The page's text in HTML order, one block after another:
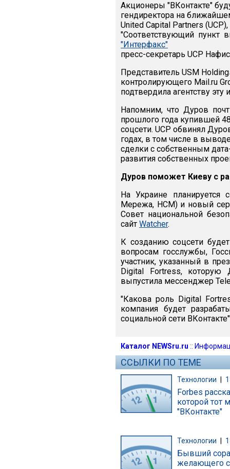
Акционеры "ВКонтакте"
гендиректора на
United Capital Partners
"Соответствующий пункт
"Интерфакс"
пресс-секретарь UCP
Представитель USM
контролирующего Mail.ru
подтвердила агентству
Напомним, что Дуров
прошлого года купившей
соцсети. UCP обвинял
годах, в том числе в
сделки с собственным
развития собственных
Дуров поможет Киеву с
На Украине планируется
Мережа, НСМ) и новый
Совет национальной
сайт Watcher.
К созданию соцсети
вопросам госслужбы,
участник, указанный в
Digital Fortress, которую
выпустила мессенджер
"Какова роль Digital
компания будет
социальной сети
Каталог NEWSru.ru ::
ССЫЛКИ ПО ТЕМЕ
Технологии
Forbes
которой тот
"ВКонтакте"
Технологии
Бывший
желающего